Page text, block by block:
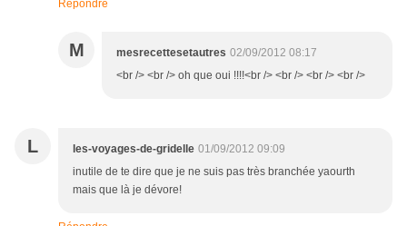
Répondre
M mesrecettesetautres 02/09/2012 08:17
<br /> <br /> oh que oui !!!!<br /> <br /> <br /> <br />
L les-voyages-de-gridelle 01/09/2012 09:09
inutile de te dire que je ne suis pas très branchée yaourth
mais que là je dévore!